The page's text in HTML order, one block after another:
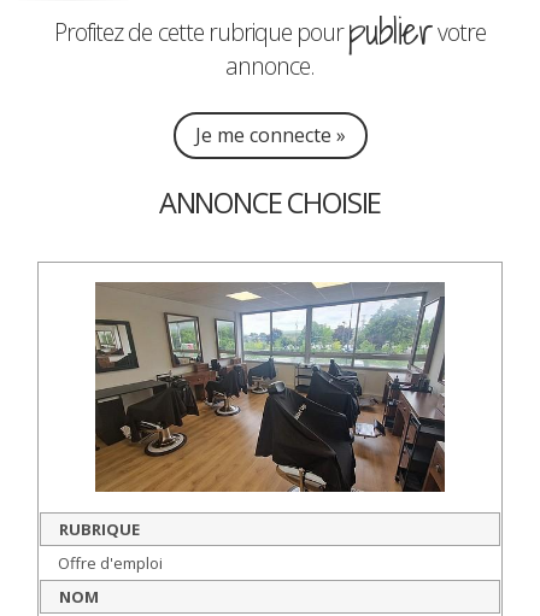
Profitez de cette rubrique pourpubliervotre
annonce.
Je me connecte »
ANNONCE CHOISIE
RUBRIQUE
Offre d'emploi
NOM